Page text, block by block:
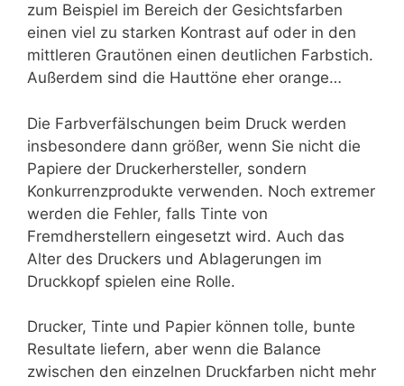
zum Beispiel im Bereich der Gesichtsfarben
einen viel zu starken Kontrast auf oder in den
mittleren Grautönen einen deutlichen Farbstich.
Außerdem sind die Hauttöne eher orange…
Die Farbverfälschungen beim Druck werden
insbesondere dann größer, wenn Sie nicht die
Papiere der Druckerhersteller, sondern
Konkurrenzprodukte verwenden. Noch extremer
werden die Fehler, falls Tinte von
Fremdherstellern eingesetzt wird. Auch das
Alter des Druckers und Ablagerungen im
Druckkopf spielen eine Rolle.
Drucker, Tinte und Papier können tolle, bunte
Resultate liefern, aber wenn die Balance
zwischen den einzelnen Druckfarben nicht mehr